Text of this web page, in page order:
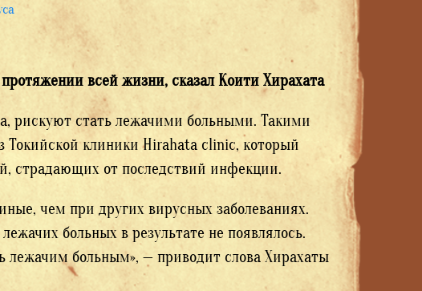
всей жизни, сказал Коити Хирахата
рискуют стать лежачими больными. Такими
Токийской клиники Hirahata clinic, который
страдающих от последствий инфекции.
чем при других вирусных заболеваниях.
больных в результате не появлялось.
лежачим больным», — приводит слова Хирахаты